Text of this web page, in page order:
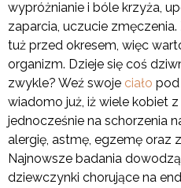
wypróżnianie i bóle krzyża,
zaparcia, uczucie
tuż przed okresem, więc
organizm. Dzieje się coś
zwykle? Weź swoje ciało pod
wiadomo już, iż wiele kobiet
jednocześnie na schorzenia
alergię, astmę, egzemę oraz
Najnowsze badania
dziewczynki chorujące na